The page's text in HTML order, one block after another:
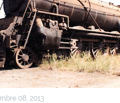
08, 2013